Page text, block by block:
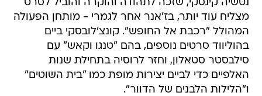
נטשיה קינסקי, שזכה לתהודה והוקרה והוביל לסרט
מצליח עוד יותר, בז'אנר אחר לגמרי - מותחן הפעולה
המהולל "רכבת אל החופש". קונצ'לובסקי ביים
בהוליווד סרטים נוספים, בהם "טנגו וקאש" עם
סילבסטר סטאלון, וחזר לרוסיה בתחילת שנות
האלפיים כדי לביים יצירות מופת כמו "בית השוטים"
ו"הלילות הלבנים של הדוור".